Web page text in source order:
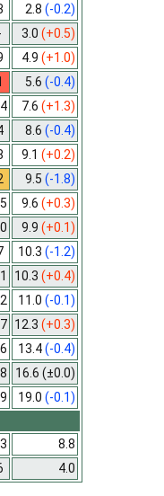
2.8 (-0.2)
3.0 (+0.5)
4.9 (+1.0)
5.6 (-0.4)
7.6 (+1.3)
8.6 (-0.4)
9.1 (+0.2)
9.5 (-1.8)
9.6 (+0.3)
9.9 (+0.1)
10.3 (-1.2)
10.3 (+0.4)
11.0 (-0.1)
12.3 (+0.3)
13.4(-0.4)
16.6 (±0.0)
19.0 (-0.1)
8.8
4.0